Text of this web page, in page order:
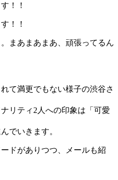
！！
！！
あまあまあ、頑張ってるん
て満更でもない様子の渋谷さ
リティ2人への印象は「可愛
でいきます。
ドがありつつ、メールも紹